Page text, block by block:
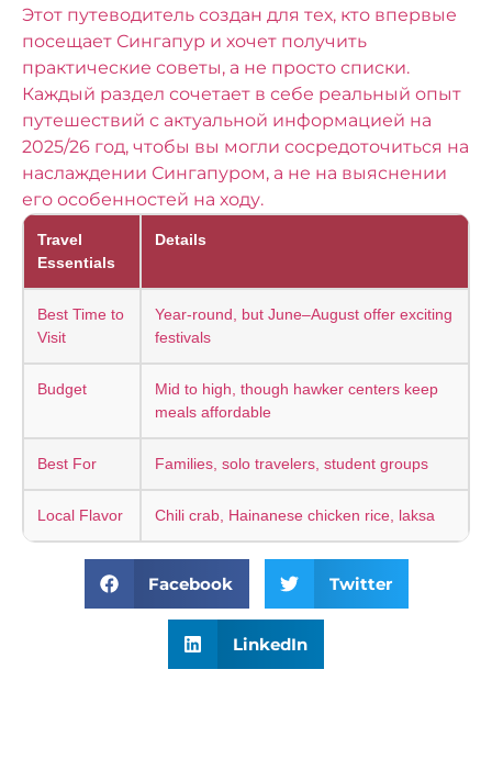
Этот путеводитель создан для тех, кто впервые
посещает Сингапур и хочет получить
практические советы, а не просто списки.
Каждый раздел сочетает в себе реальный опыт
путешествий с актуальной информацией на
2025/26 год, чтобы вы могли сосредоточиться на
наслаждении Сингапуром, а не на выяснении
его особенностей на ходу.
Travel
Essentials
Details
Best Time to
Visit
Year-round, but June–August offer exciting
festivals
Budget
Mid to high, though hawker centers keep
meals affordable
Best For Families, solo travelers, student groups
Local Flavor Chili crab, Hainanese chicken rice, laksa
Facebook Twitter
LinkedIn